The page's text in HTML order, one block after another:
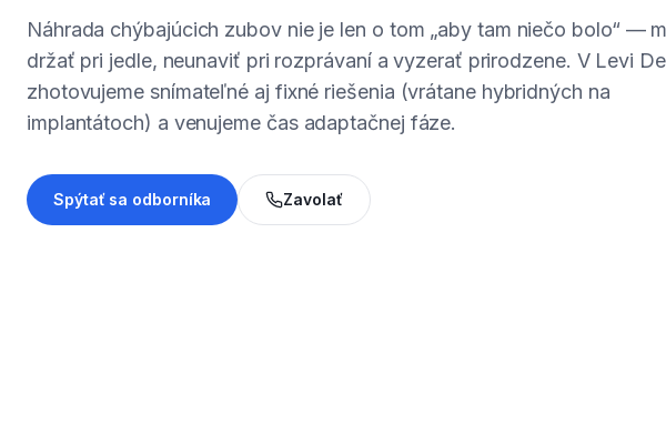
Náhrada chýbajúcich zubov nie je len o tom „aby tam niečo bolo“ —
držať pri jedle, neunaviť pri rozprávaní a vyzerať prirodzene. V Levi
zhotovujeme snímateľné aj fixné riešenia (vrátane hybridných na
implantátoch) a venujeme čas adaptačnej fáze.
Spýtať sa odborníka Zavolať